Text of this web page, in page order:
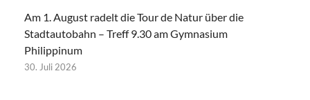
Am 1. August radelt die Tour de Natur über die
Stadtautobahn – Treff 9.30 am Gymnasium
Philippinum
30. Juli 2026